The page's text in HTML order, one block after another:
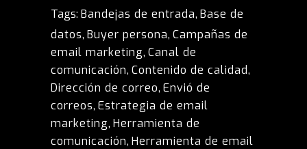
Tags: Bandejas de entrada, Base de
datos, Buyer persona, Campañas de
email marketing, Canal de
comunicación, Contenido de calidad,
Dirección de correo, Envió de
correos, Estrategia de email
marketing, Herramienta de
comunicación, Herramienta de email